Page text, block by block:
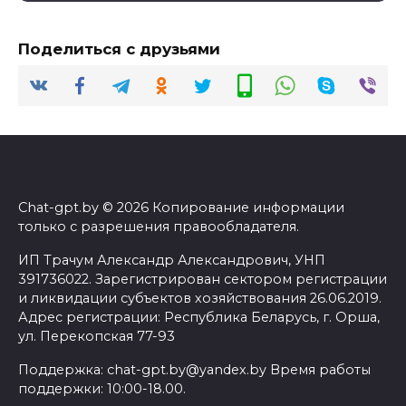
Поделиться с друзьями
Chat-gpt.by © 2026 Копирование информации
только с разрешения правообладателя.
ИП Трачум Александр Александрович, УНП
391736022. Зарегистрирован сектором регистрации
и ликвидации субъектов хозяйствования 26.06.2019.
Адрес регистрации: Республика Беларусь, г. Орша,
ул. Перекопская 77-93
Поддержка: chat-gpt.by@yandex.by Время работы
поддержки: 10:00-18.00.